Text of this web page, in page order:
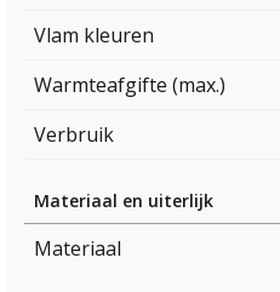
Vlam kleuren
Warmteafgifte (max.)
Verbruik
Materiaal en uiterlijk
Materiaal